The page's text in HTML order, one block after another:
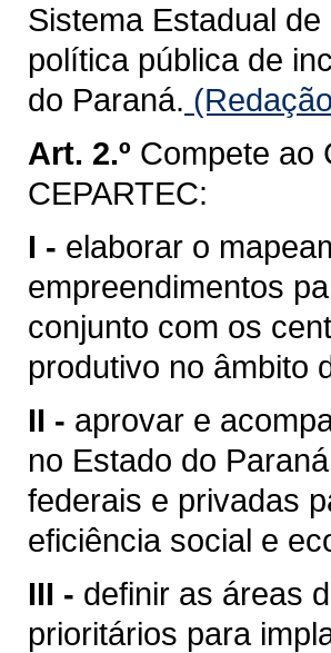
Sistema Estadual
política pública de
do Paraná.
Art. 2.º Compete ao
CEPARTEC:
I - elaborar o
empreendimentos
conjunto com os
produtivo no âmbito
II - aprovar e
no Estado do
federais e privadas
eficiência social e
III - definir as áreas
prioritários para